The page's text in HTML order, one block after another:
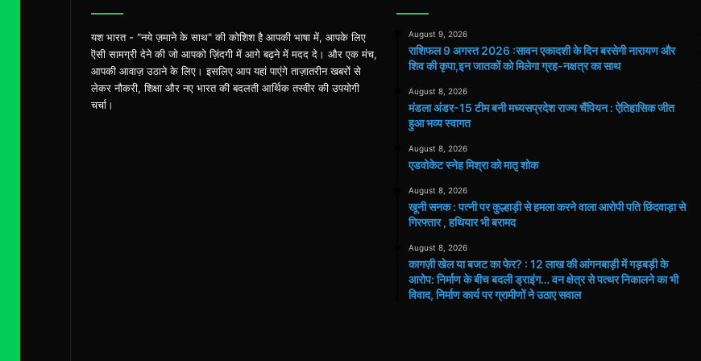
यश भारत - "नये ज़माने के साथ" की कोशिश है आपकी भाषा में, आपके लिए
ऎसी सामग्री देने की जो आपको ज़िंदगी में आगे बढ़ने में मदद दे। और एक मंच,
आपकी आवाज़ उठाने के लिए। इसलिए आप यहां पाएंगे ताज़ातरीन खबरों से
लेकर नौकरी, शिक्षा और नए भारत की बदलती आर्थिक तस्वीर की उपयोगी
चर्चा।
August 9, 2026
राशिफल 9 अगस्त 2026 :सावन एकादशी के दिन बरसेगी नारायण और
शिव की कृपा,इन जातकों को मिलेगा ग्रह-नक्षत्र का साथ
August 8, 2026
मंडला अंडर-15 टीम बनी मध्यसप्रदेश राज्य चैंपियन : ऐतिहासिक जीत
हुआ भव्य स्वागत
August 8, 2026
एडवोकेट स्नेह मिश्रा को मातृ शोक
August 8, 2026
खूनी सनक : पत्नी पर कुल्हाड़ी से हमला करने वाला आरोपी पति छिंदवाड़ा से
गिरफ्तार , हथियार भी बरामद
August 8, 2026
कागज़ी खेल या बजट का फेर? : 12 लाख की आंगनबाड़ी में गड़बड़ी के
आरोप: निर्माण के बीच बदली ड्राइंग… वन क्षेत्र से पत्थर निकालने का भी
विवाद, निर्माण कार्य पर ग्रामीणों ने उठाए सवाल